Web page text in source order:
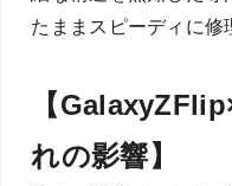
たままスピーディに修
【
れの影響】